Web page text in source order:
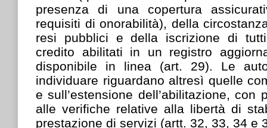
presenza di una copertura
requisiti di onorabilità), della
resi pubblici e della iscrizione di
credito abilitati in un registro
disponibile in linea (art. 29). Le
individuare riguardano altresì quelle
e sull’estensione dell’abilitazione, con
alle verifiche relative alla libertà di
prestazione di servizi (artt. 32, 33, 34 e